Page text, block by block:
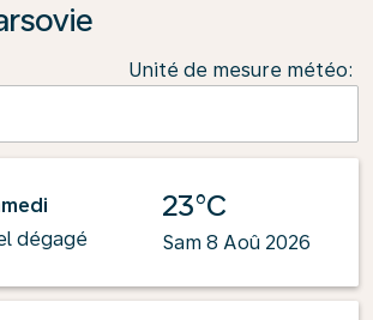
Unité de mesure météo:
dégagé
23°C
Sam 8 Aoû 2026